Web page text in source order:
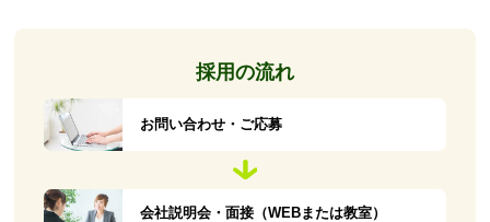
採用の流れ
お問い合わせ・ご応募
会社説明会・面接（WEBまたは教室）